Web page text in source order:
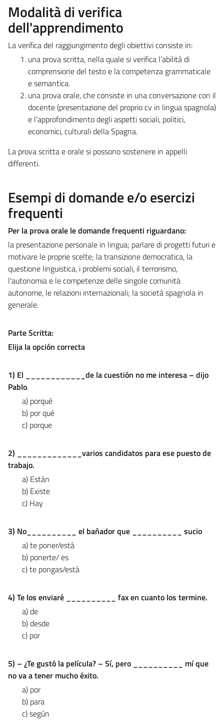
Modalità di verifica
dell'apprendimento
La verifica del raggiungimento degli obiettivi consiste in:
una prova scritta, nella quale si verifica l’abilità di
comprensione del testo e la competenza grammaticale
e semantica.
una prova orale, che consiste in una conversazione con il
docente (presentazione del proprio cv in lingua spagnola)
e l’approfondimento degli aspetti sociali, politici,
economici, culturali della Spagna.
La prova scritta e orale si possono sostenere in appelli
differenti.
Esempi di domande e/o esercizi
frequenti
Per la prova orale le domande frequenti riguardano:
la presentazione personale in lingua; parlare di progetti futuri e
motivare le proprie scelte; la transizione democratica, la
questione linguistica, i problemi sociali, il terrorismo,
l'autonomia e le competenze delle singole comunità
autonome, le relazioni internazionali; la società spagnola in
generale.
Parte Scritta:
Elija la opción correcta
1) El ____________de la cuestión no me interesa – dijo
Pablo.
a) porqué
b) por qué
c) porque
2) _____________varios candidatos para ese puesto de
trabajo.
a) Están
b) Existe
c) Hay
3) No__________ el bañador que __________ sucio
a) te poner/está
b) ponerte/ es
c) te pongas/está
4) Te los enviaré __________ fax en cuanto los termine.
a) de
b) desde
c) por
5) – ¿Te gustó la película? – Sí, pero __________ mí que
no va a tener mucho éxito.
a) por
b) para
c) según